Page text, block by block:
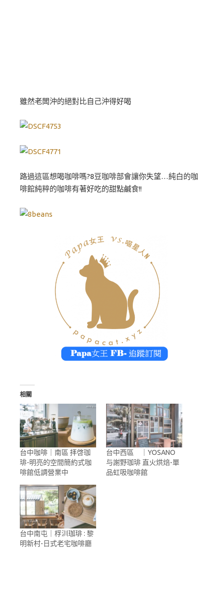
雖然老闆沖的絕對比自己沖得好喝
路過這區想喝咖啡嗎?8豆咖啡部會讓你失望…純白的咖
啡館純粹的咖啡有著好吃的甜點鹹食!!
相關
台中咖啡｜南區 拝啓珈
琲-明亮的空間簡約式咖
啡館低調營業中
台中西區 ｜YOSANO
与謝野珈琲 直火烘焙-單
品虹吸咖啡館
台中南屯｜桴汌珈琲 : 黎
明新村-日式老宅咖啡廳